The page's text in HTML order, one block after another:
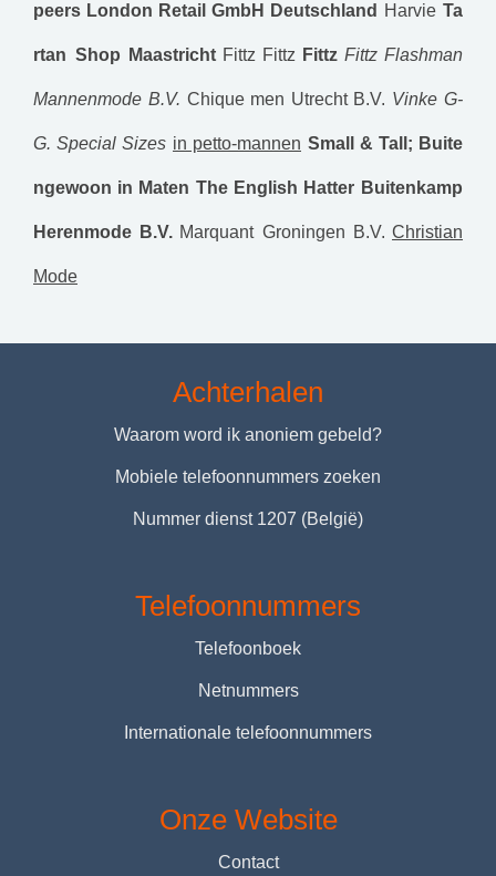
peers London Retail GmbH Deutschland Harvie Ta
rtan Shop Maastricht Fittz Fittz Fittz Fittz Flashman
Mannenmode B.V. Chique men Utrecht B.V. Vinke G-
G. Special Sizes in petto-mannen Small & Tall; Buite
ngewoon in Maten The English Hatter Buitenkamp
Herenmode B.V. Marquant Groningen B.V. Christian
Mode
Achterhalen
Waarom word ik anoniem gebeld?
Mobiele telefoonnummers zoeken
Nummer dienst 1207 (België)
Telefoonnummers
Telefoonboek
Netnummers
Internationale telefoonnummers
Onze Website
Contact